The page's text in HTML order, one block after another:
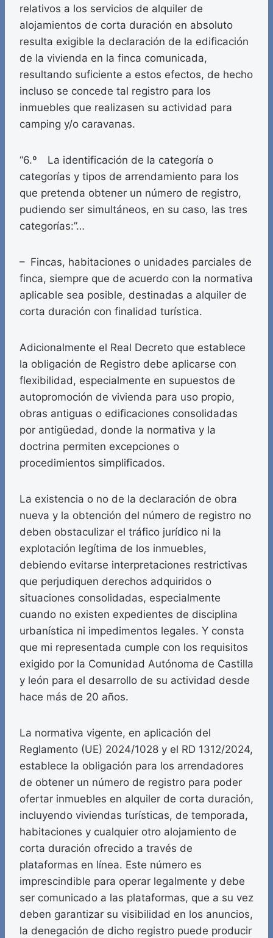
relativos a los servicios de alquiler de
alojamientos de corta duración en absoluto
resulta exigible la declaración de la edificación
de la vivienda en la finca comunicada,
resultando suficiente a estos efectos, de hecho
incluso se concede tal registro para los
inmuebles que realizasen su actividad para
camping y/o caravanas.
“6.º La identificación de la categoría o
categorías y tipos de arrendamiento para los
que pretenda obtener un número de registro,
pudiendo ser simultáneos, en su caso, las tres
categorías:”…
– Fincas, habitaciones o unidades parciales de
finca, siempre que de acuerdo con la normativa
aplicable sea posible, destinadas a alquiler de
corta duración con finalidad turística.
Adicionalmente el Real Decreto que establece
la obligación de Registro debe aplicarse con
flexibilidad, especialmente en supuestos de
autopromoción de vivienda para uso propio,
obras antiguas o edificaciones consolidadas
por antigüedad, donde la normativa y la
doctrina permiten excepciones o
procedimientos simplificados.
La existencia o no de la declaración de obra
nueva y la obtención del número de registro no
deben obstaculizar el tráfico jurídico ni la
explotación legítima de los inmuebles,
debiendo evitarse interpretaciones restrictivas
que perjudiquen derechos adquiridos o
situaciones consolidadas, especialmente
cuando no existen expedientes de disciplina
urbanística ni impedimentos legales. Y consta
que mi representada cumple con los requisitos
exigido por la Comunidad Autónoma de Castilla
y león para el desarrollo de su actividad desde
hace más de 20 años.
La normativa vigente, en aplicación del
Reglamento (UE) 2024/1028 y el RD 1312/2024,
establece la obligación para los arrendadores
de obtener un número de registro para poder
ofertar inmuebles en alquiler de corta duración,
incluyendo viviendas turísticas, de temporada,
habitaciones y cualquier otro alojamiento de
corta duración ofrecido a través de
plataformas en línea. Este número es
imprescindible para operar legalmente y debe
ser comunicado a las plataformas, que a su vez
deben garantizar su visibilidad en los anuncios,
la denegación de dicho registro puede producir